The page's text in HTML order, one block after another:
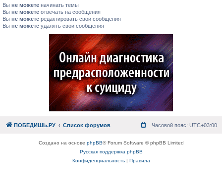
Вы не можете начинать темы
Вы не можете отвечать на сообщения
Вы не можете редактировать свои сообщения
Вы не можете удалять свои сообщения
ПОБЕДИШЬ.РУ Список форумов Часовой пояс: UTC+03:00
Создано на основе phpBB® Forum Software © phpBB Limited
Русская поддержка phpBB
Конфиденциальность| Правила